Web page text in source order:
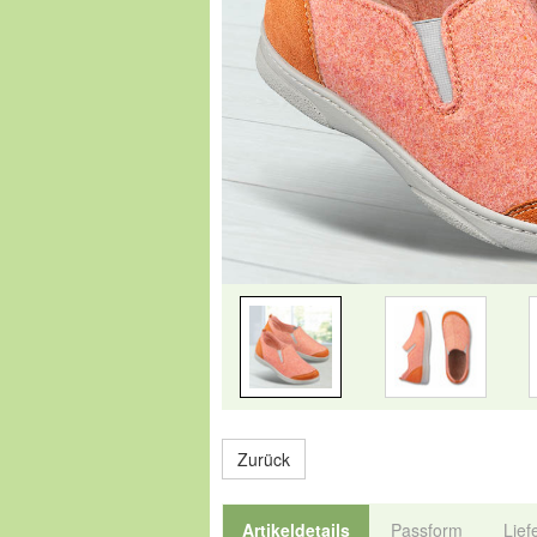
Zurück
Artikeldetails Passform